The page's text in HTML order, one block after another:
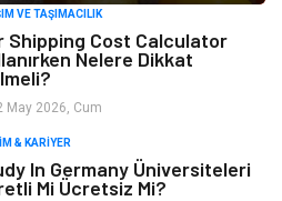
VE TAŞIMACILIK
Shipping Cost Calculator
Nelere Dikkat
May 2026, Cum
& KARIYER
In Germany Üniversiteleri
Mi Ücretsiz Mi?